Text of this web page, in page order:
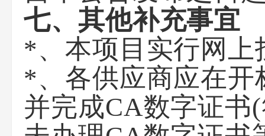
七、其他补充事宜
*、本项目实行网上
*、各供应商应在开
并完成CA数字证书